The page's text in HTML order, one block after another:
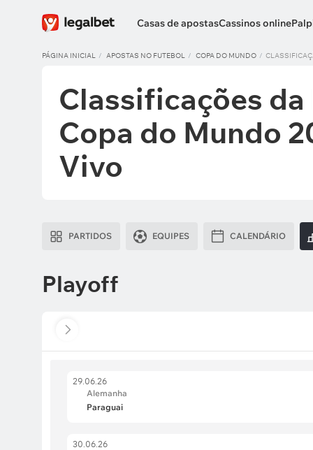
Casas de apostasCassinos online
PÁGINA INICIAL APOSTAS NO FUTEBOL COPA DO MUNDO
Classificações da
Copa do Mundo
Vivo
PARTIDOS EQUIPES CALENDÁRIO
Playoff
29.06.26
Alemanha
Paraguai
30.06.26